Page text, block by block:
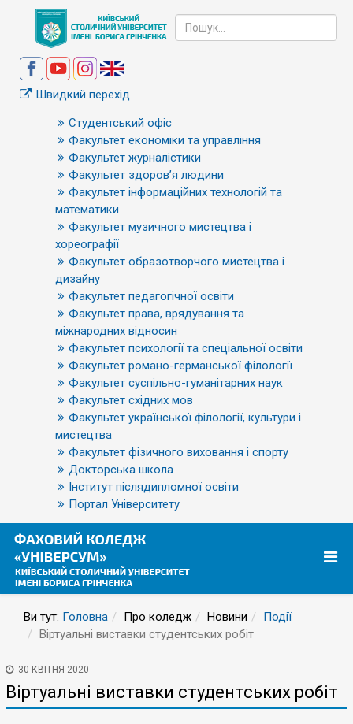
Швидкий перехід
Студентський офіс
Факультет економіки та управління
Факультет журналістики
Факультет здоров’я людини
Факультет інформаційних технологій та
математики
Факультет музичного мистецтва і
хореографії
Факультет образотворчого мистецтва і
дизайну
Факультет педагогічної освіти
Факультет права, врядування та
міжнародних відносин
Факультет психології та спеціальної освіти
Факультет романо-германської філології
Факультет суспільно-гуманітарних наук
Факультет східних мов
Факультет української філології, культури і
мистецтва
Факультет фізичного виховання і спорту
Докторська школа
Інститут післядипломної освіти
Портал Університету
Ви тут: Головна Про коледж Новини
Події
Віртуальні виставки студентських робіт
30 КВІТНЯ 2020
Віртуальні виставки студентських робіт